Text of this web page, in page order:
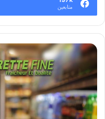
متابعين